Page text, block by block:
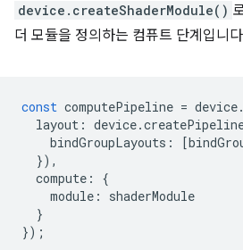
device.createShaderModule()
더 모듈을 정의하는 컴퓨트 단계입니
const computePipeline = device.
layout : device.
bindGroupLayouts : [
}),
compute :
{
module :
shaderModule
}
});